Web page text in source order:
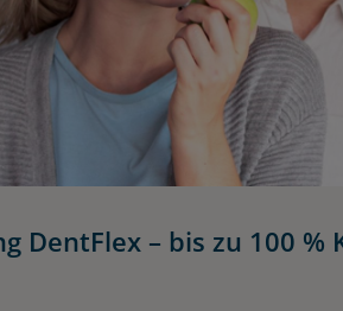
DentFlex – bis zu 100